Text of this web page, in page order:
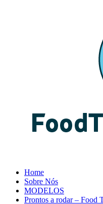
Home
Sobre Nós
MODELOS
Prontos a rodar – Food